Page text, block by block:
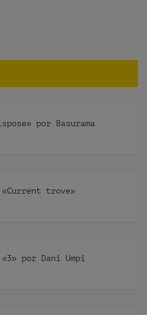
por Basurama
trove»
por Dani Umpi